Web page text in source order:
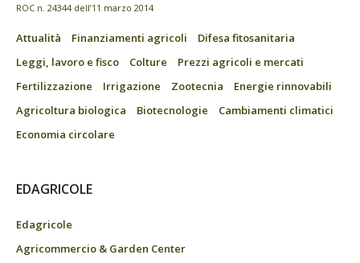
ROC n. 24344 dell’11 marzo 2014
Attualità Finanziamenti agricoli
Difesa fitosanitaria
Leggi, lavoro e fisco
Colture
Prezzi agricoli e mercati
Fertilizzazione
Irrigazione Zootecnia
Energie rinnovabili
Agricoltura biologica
Biotecnologie
Cambiamenti climatici
Economia circolare
EDAGRICOLE
Edagricole
Agricommercio & Garden Center